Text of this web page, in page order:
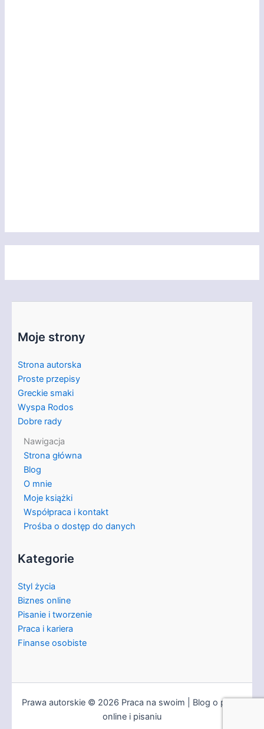
Moje strony
Strona autorska
Proste przepisy
Greckie smaki
Wyspa Rodos
Dobre rady
Nawigacja
Strona główna
Blog
O mnie
Moje książki
Współpraca i kontakt
Prośba o dostęp do danych
Kategorie
Styl życia
Biznes online
Pisanie i tworzenie
Praca i kariera
Finanse osobiste
Prawa autorskie © 2026 Praca na swoim | Blog o pracy
online i pisaniu